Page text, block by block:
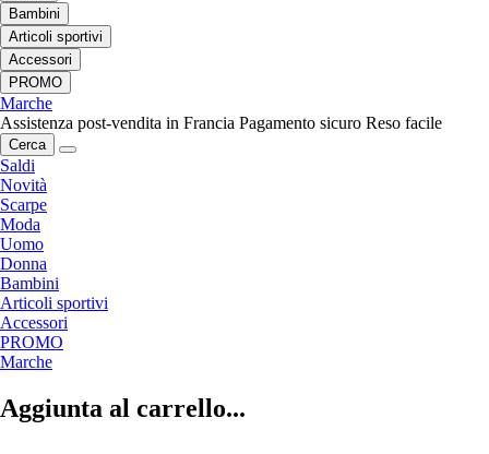
Bambini
Articoli sportivi
Accessori
PROMO
Marche
Assistenza post-vendita in Francia Pagamento sicuro Reso facile
Cerca
Saldi
Novità
Scarpe
Moda
Uomo
Donna
Bambini
Articoli sportivi
Accessori
PROMO
Marche
Aggiunta al carrello...